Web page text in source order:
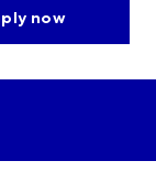
now